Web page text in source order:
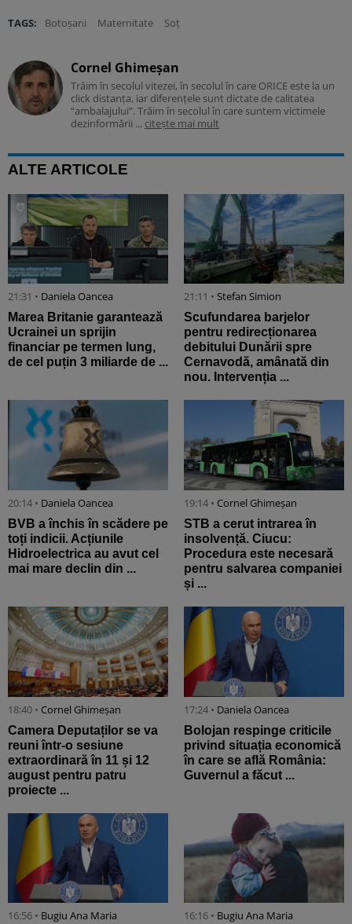
TAGS: Botoșani Maternitate Soț
Cornel Ghimeșan
Trăim în secolul vitezei, în secolul în care ORICE este la un
click distanța, iar diferențele sunt dictate de calitatea
“ambalajului”. Trăim în secolul în care suntem victimele
dezinformării ... citește mai mult
ALTE ARTICOLE
21:31 • Daniela Oancea
Marea Britanie garantează
Ucrainei un sprijin
financiar pe termen lung,
de cel puțin 3 miliarde de ...
21:11 • Stefan Simion
Scufundarea barjelor
pentru redirecționarea
debitului Dunării spre
Cernavodă, amânată din
nou. Intervenția ...
20:14 • Daniela Oancea
BVB a închis în scădere pe
toți indicii. Acțiunile
Hidroelectrica au avut cel
mai mare declin din ...
19:14 • Cornel Ghimeșan
STB a cerut intrarea în
insolvență. Ciucu:
Procedura este necesară
pentru salvarea companiei
și ...
18:40 • Cornel Ghimeșan
Camera Deputaților se va
reuni într-o sesiune
extraordinară în 11 și 12
august pentru patru
proiecte ...
17:24 • Daniela Oancea
Bolojan respinge criticile
privind situația economică
în care se află România:
Guvernul a făcut ...
16:56 • Bugiu ⁠Ana Maria 16:16 • Bugiu ⁠Ana Maria